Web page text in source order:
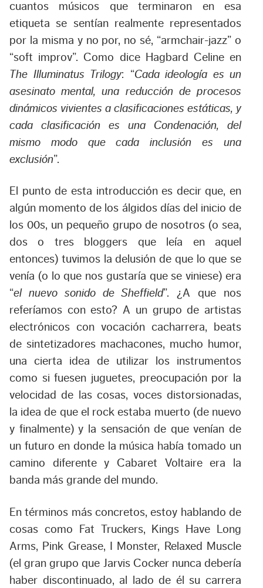
cuantos músicos que terminaron en esa
etiqueta se sentían realmente representados
por la misma y no por, no sé, “armchair-jazz” o
“soft improv”. Como dice Hagbard Celine en
The Illuminatus Trilogy: “Cada ideología es un
asesinato mental, una reducción de procesos
dinámicos vivientes a clasificaciones estáticas, y
cada clasificación es una Condenación, del
mismo modo que cada inclusión es una
exclusión”.
El punto de esta introducción es decir que, en
algún momento de los álgidos días del inicio de
los 00s, un pequeño grupo de nosotros (o sea,
dos o tres bloggers que leía en aquel
entonces) tuvimos la delusión de que lo que se
venía (o lo que nos gustaría que se viniese) era
“el nuevo sonido de Sheffield”. ¿A que nos
referíamos con esto? A un grupo de artistas
electrónicos con vocación cacharrera, beats
de sintetizadores machacones, mucho humor,
una cierta idea de utilizar los instrumentos
como si fuesen juguetes, preocupación por la
velocidad de las cosas, voces distorsionadas,
la idea de que el rock estaba muerto (de nuevo
y finalmente) y la sensación de que venían de
un futuro en donde la música había tomado un
camino diferente y Cabaret Voltaire era la
banda más grande del mundo.
En términos más concretos, estoy hablando de
cosas como Fat Truckers, Kings Have Long
Arms, Pink Grease, I Monster, Relaxed Muscle
(el gran grupo que Jarvis Cocker nunca debería
haber discontinuado, al lado de él su carrera